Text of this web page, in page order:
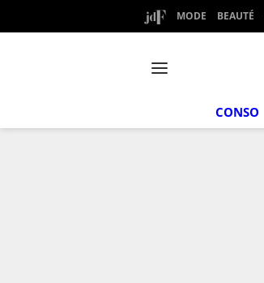
MODE BEAUTÉ
CONSO